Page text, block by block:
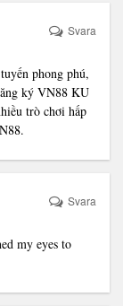
phong phú,
ký VN88 KU
trò chơi hấp
Svara
my eyes to
Svara